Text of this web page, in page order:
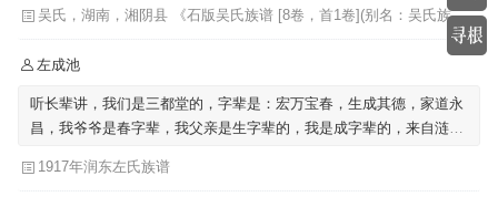
吴氏，湖南，湘阴县 《石版吴氏族谱 [8卷，首1卷](别名：吴氏族谱)》
左成池
听长辈讲，我们是三都堂的，字辈是：宏万宝春，生成其德，家道永
昌，我爷爷是春字辈，我父亲是生字辈的，我是成字辈的，来自涟水
1917年润东左氏族谱